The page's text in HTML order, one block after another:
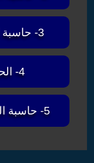
3- حاسبة البرج الباطني { العربي }
4- الحظ ودلالاته { 2022 }
5- حاسبة الحب والتوافق { للشراكة }